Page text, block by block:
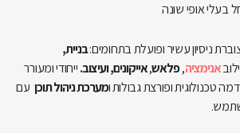
בעלי אופי שונה
ניסיון עשיר ופועלת בתחומים:בניית,
אנימציה,פלאש,אייקונים, ועיצוב.ייחודי ומעורר
טכנולוגית ופורצת גבולותומערכת ניהול תוכן עם